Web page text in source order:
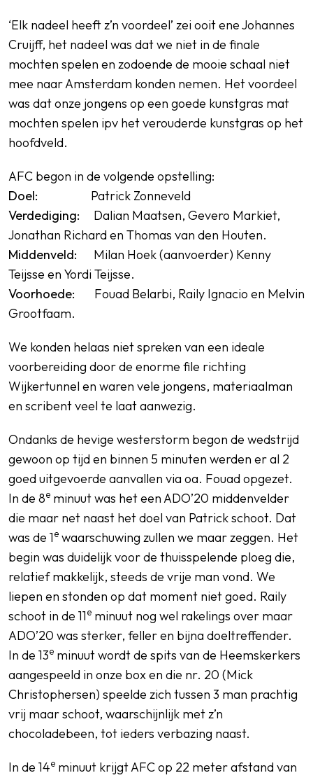
‘Elk nadeel heeft z’n voordeel’ zei ooit ene Johannes
Cruijff, het nadeel was dat we niet in de finale
mochten spelen en zodoende de mooie schaal niet
mee naar Amsterdam konden nemen. Het voordeel
was dat onze jongens op een goede kunstgras mat
mochten spelen ipv het verouderde kunstgras op het
hoofdveld.
AFC begon in de volgende opstelling:
Doel: Patrick Zonneveld
Verdediging: Dalian Maatsen, Gevero Markiet,
Jonathan Richard en Thomas van den Houten.
Middenveld: Milan Hoek (aanvoerder) Kenny
Teijsse en Yordi Teijsse.
Voorhoede: Fouad Belarbi, Raily Ignacio en Melvin
Grootfaam.
We konden helaas niet spreken van een ideale
voorbereiding door de enorme file richting
Wijkertunnel en waren vele jongens, materiaalman
en scribent veel te laat aanwezig.
Ondanks de hevige westerstorm begon de wedstrijd
gewoon op tijd en binnen 5 minuten werden er al 2
goed uitgevoerde aanvallen via oa. Fouad opgezet.
In de 8e minuut was het een ADO’20 middenvelder
die maar net naast het doel van Patrick schoot. Dat
was de 1e waarschuwing zullen we maar zeggen. Het
begin was duidelijk voor de thuisspelende ploeg die,
relatief makkelijk, steeds de vrije man vond. We
liepen en stonden op dat moment niet goed. Raily
schoot in de 11e minuut nog wel rakelings over maar
ADO’20 was sterker, feller en bijna doeltreffender.
In de 13e minuut wordt de spits van de Heemskerkers
aangespeeld in onze box en die nr. 20 (Mick
Christophersen) speelde zich tussen 3 man prachtig
vrij maar schoot, waarschijnlijk met z’n
chocoladebeen, tot ieders verbazing naast.
In de 14e minuut krijgt AFC op 22 meter afstand van